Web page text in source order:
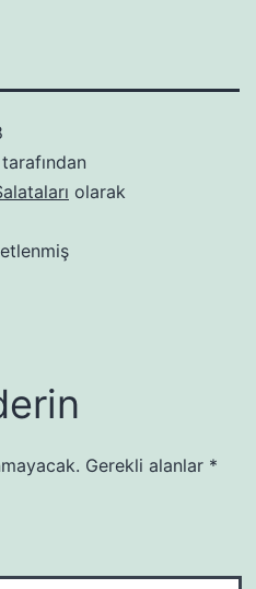
tarafından
olarak
Gerekli alanlar *